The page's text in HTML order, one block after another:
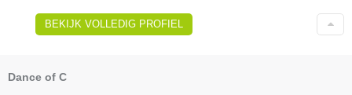
BEKIJK VOLLEDIG PROFIEL
Dance of C